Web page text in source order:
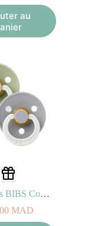
au
2 Sucettes BIBS Colour Symetric Sage/Cloud – GLOW (6-18mois)
MAD